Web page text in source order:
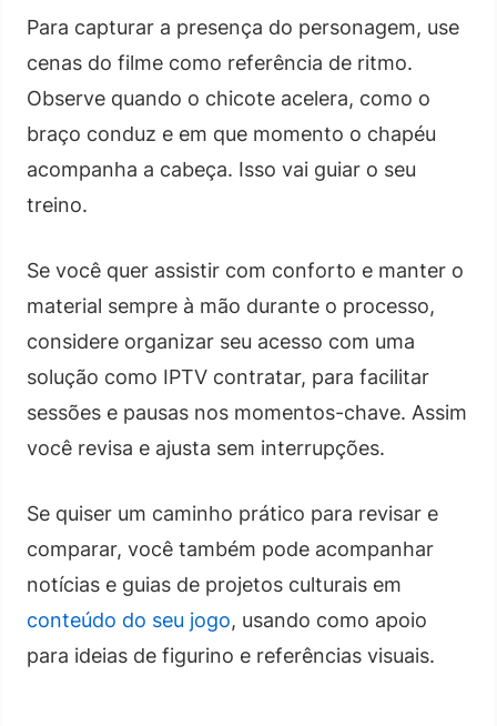
Para capturar a presença do personagem, use
cenas do filme como referência de ritmo.
Observe quando o chicote acelera, como o
braço conduz e em que momento o chapéu
acompanha a cabeça. Isso vai guiar o seu
treino.
Se você quer assistir com conforto e manter o
material sempre à mão durante o processo,
considere organizar seu acesso com uma
solução como IPTV contratar, para facilitar
sessões e pausas nos momentos-chave. Assim
você revisa e ajusta sem interrupções.
Se quiser um caminho prático para revisar e
comparar, você também pode acompanhar
notícias e guias de projetos culturais em
conteúdo do seu jogo, usando como apoio
para ideias de figurino e referências visuais.